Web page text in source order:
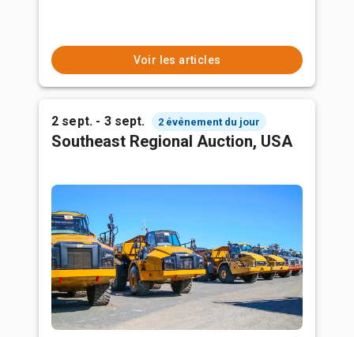
Voir les articles
2 sept. - 3 sept. 2 événement du jour
Southeast Regional Auction, USA